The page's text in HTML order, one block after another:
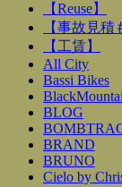
【Reuse】
【事故見積
【工賃】
All City
Bassi Bikes
BLOG
BRAND
BRUNO
Cielo by